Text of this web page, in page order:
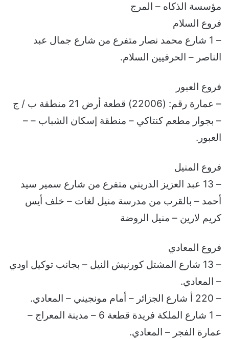
مؤسسة الذكاه – المرج
فروع السلام
– 1 شارع محمد نصار متفرع من شارع جمال عبد
الناصر – الحرفيين السلام.
فروع العبور
– عمارة رقم: (22006) قطعة أرض 21 منطقة ب / ج
– بجوار مطعم كنتاكي – منطقة إسكان الشباب – –
العبور.
فروع المنيل
– 13 عبد العزيز الدريني متفرع من شارع سمير سيد
أحمد – بالقرب من مدرسة منيل لغات – خلف أيس
كريم لارين – منيل الروضة
فروع المعادي
– 13 شارع المشتل كورنيش النيل – بجانب توكيل اودي
– المعادي.
– 220 أ شارع الجزائر – أمام مونجيني – المعادي.
– 1 شارع الملكة فريدة قطعة 6 – مدينة المعراج –
عمارة الفجر – المعادي.